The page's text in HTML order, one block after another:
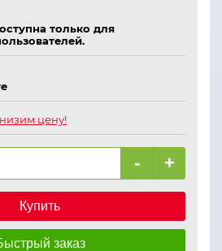
только для
цену!
- +
Купить
заказ